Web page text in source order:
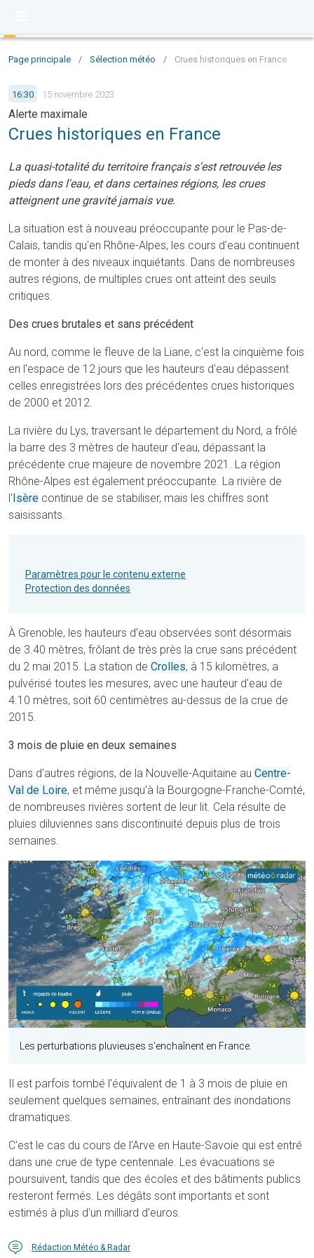
Page principale / Sélection météo / Crues historiques en France
16:30 15 novembre 2023
Alerte maximale
Crues historiques en France
La quasi-totalité du territoire français s'est retrouvée les
pieds dans l'eau, et dans certaines régions, les crues
atteignent une gravité jamais vue.
La situation est à nouveau préoccupante pour le Pas-de-
Calais, tandis qu'en Rhône-Alpes, les cours d'eau continuent
de monter à des niveaux inquiétants. Dans de nombreuses
autres régions, de multiples crues ont atteint des seuils
critiques.
Des crues brutales et sans précédent
Au nord, comme le fleuve de la Liane, c'est la cinquième fois
en l'espace de 12 jours que les hauteurs d'eau dépassent
celles enregistrées lors des précédentes crues historiques
de 2000 et 2012.
La rivière du Lys, traversant le département du Nord, a frôlé
la barre des 3 mètres de hauteur d'eau, dépassant la
précédente crue majeure de novembre 2021. La région
Rhône-Alpes est également préoccupante. La rivière de
l'Isère continue de se stabiliser, mais les chiffres sont
saisissants.
Paramètres pour le contenu externe
Protection des données
À Grenoble, les hauteurs d'eau observées sont désormais
de 3.40 mètres, frôlant de très près la crue sans précédent
du 2 mai 2015. La station de Crolles, à 15 kilomètres, a
pulvérisé toutes les mesures, avec une hauteur d'eau de
4.10 mètres, soit 60 centimètres au-dessus de la crue de
2015.
3 mois de pluie en deux semaines
Dans d'autres régions, de la Nouvelle-Aquitaine au Centre-
Val de Loire, et même jusqu'à la Bourgogne-Franche-Comté,
de nombreuses rivières sortent de leur lit. Cela résulte de
pluies diluviennes sans discontinuité depuis plus de trois
semaines.
Les perturbations pluvieuses s'enchaînent en France.
Il est parfois tombé l'équivalent de 1 à 3 mois de pluie en
seulement quelques semaines, entraînant des inondations
dramatiques.
C'est le cas du cours de l'Arve en Haute-Savoie qui est entré
dans une crue de type centennale. Les évacuations se
poursuivent, tandis que des écoles et des bâtiments publics
resteront fermés. Les dégâts sont importants et sont
estimés à plus d'un milliard d'euros.
Rédaction Météo & Radar